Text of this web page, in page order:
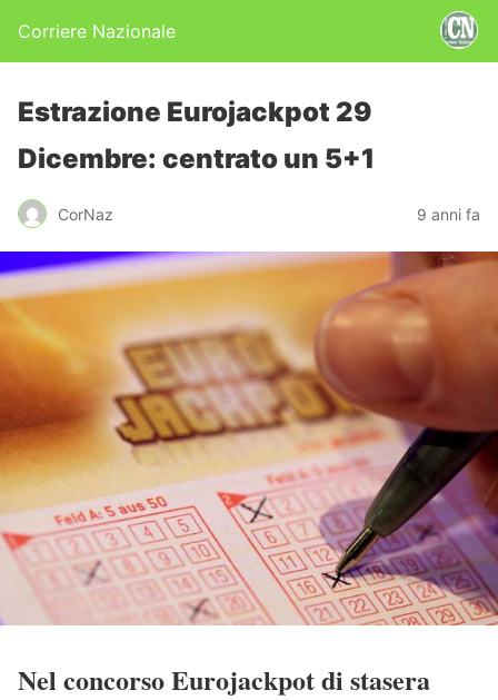
Corriere Nazionale
Estrazione Eurojackpot 29
Dicembre: centrato un 5+1
CorNaz 9 anni fa
Nel concorso Eurojackpot di stasera